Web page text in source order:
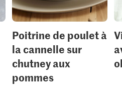
Poitrine de poulet à
la cannelle sur
chutney aux
pommes